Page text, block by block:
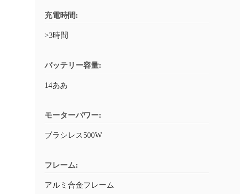
充電時間:
>3時間
バッテリー容量:
14ああ
モーターパワー:
ブラシレス500W
フレーム:
アルミ合金フレーム